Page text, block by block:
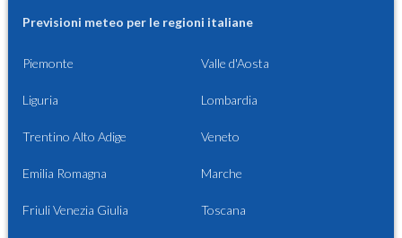
Previsioni meteo per le regioni italiane
Piemonte Valle d'Aosta
Liguria Lombardia
Trentino Alto Adige Veneto
Emilia Romagna Marche
Friuli Venezia Giulia Toscana